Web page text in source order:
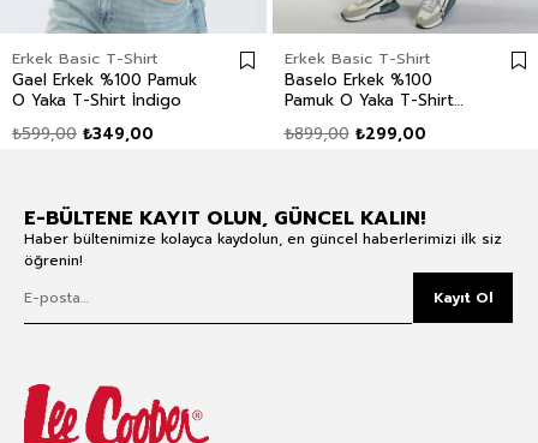
Erkek Basic T-Shirt
Gael Erkek %100 Pamuk
O Yaka T-Shirt İndigo
₺349,00
₺599,00
Erkek Basic T-Shirt
Baselo Erkek %100
Pamuk O Yaka T-Shirt
₺299,00
₺899,00
E-BÜLTENE KAYIT OLUN, GÜNCEL KALIN!
Haber bültenimize kolayca kaydolun, en güncel haberlerimizi ilk siz
öğrenin!
Kayıt Ol